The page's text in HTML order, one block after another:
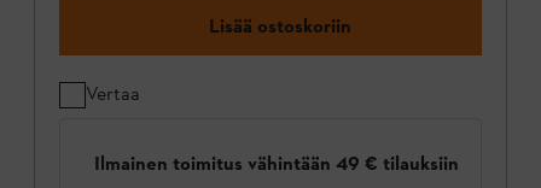
Lisää ostoskoriin
Vertaa
Ilmainen toimitus vähintään 49 € tilauksiin